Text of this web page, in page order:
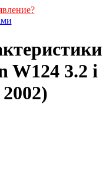
W124 3.2 i